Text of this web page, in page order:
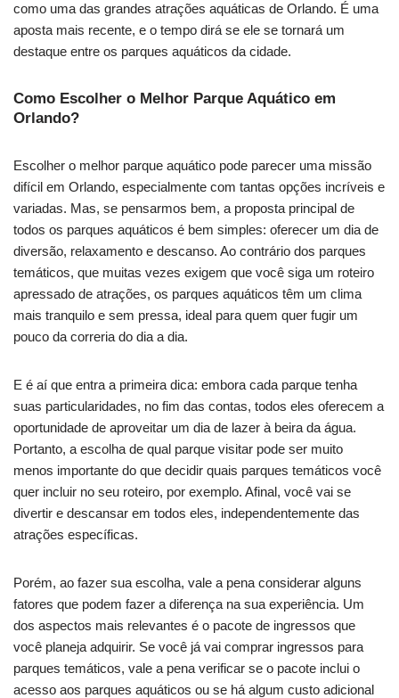
como uma das grandes atrações aquáticas de Orlando. É uma
aposta mais recente, e o tempo dirá se ele se tornará um
destaque entre os parques aquáticos da cidade.
Como Escolher o Melhor Parque Aquático em
Orlando?
Escolher o melhor parque aquático pode parecer uma missão
difícil em Orlando, especialmente com tantas opções incríveis e
variadas. Mas, se pensarmos bem, a proposta principal de
todos os parques aquáticos é bem simples: oferecer um dia de
diversão, relaxamento e descanso. Ao contrário dos parques
temáticos, que muitas vezes exigem que você siga um roteiro
apressado de atrações, os parques aquáticos têm um clima
mais tranquilo e sem pressa, ideal para quem quer fugir um
pouco da correria do dia a dia.
E é aí que entra a primeira dica: embora cada parque tenha
suas particularidades, no fim das contas, todos eles oferecem a
oportunidade de aproveitar um dia de lazer à beira da água.
Portanto, a escolha de qual parque visitar pode ser muito
menos importante do que decidir quais parques temáticos você
quer incluir no seu roteiro, por exemplo. Afinal, você vai se
divertir e descansar em todos eles, independentemente das
atrações específicas.
Porém, ao fazer sua escolha, vale a pena considerar alguns
fatores que podem fazer a diferença na sua experiência. Um
dos aspectos mais relevantes é o pacote de ingressos que
você planeja adquirir. Se você já vai comprar ingressos para
parques temáticos, vale a pena verificar se o pacote inclui o
acesso aos parques aquáticos ou se há algum custo adicional